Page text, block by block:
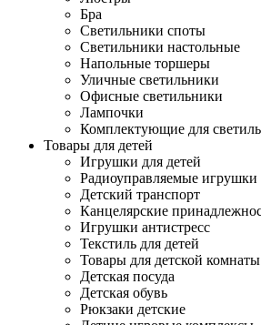
Бра
Светильники споты
Светильники настольные
Напольные торшеры
Уличные светильники
Офисные светильники
Лампочки
Комплектующие для
Товары для детей
Игрушки для детей
Радиоуправляемые игрушки
Детский транспорт
Канцелярские
Игрушки антистресс
Текстиль для детей
Товары для детской комнаты
Детская посуда
Детская обувь
Рюкзаки детские